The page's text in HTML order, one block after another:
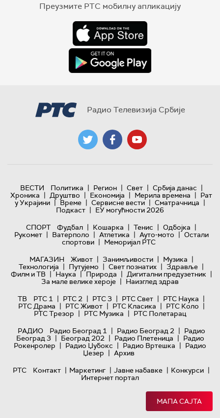
Преузмите РТС мобилну апликацију
Радио Телевизија Србије
ВЕСТИ Политика | Регион | Свет | Србија данас |
Хроника | Друштво | Економија | Мерила времена | Рат
у Украјини | Време | Сервисне вести | Сматрачница |
Подкаст | ЕУ могућности 2026
СПОРТ
Фудбал | Кошарка | Тенис | Одбојка |
Рукомет | Ватерполо | Атлетика | Ауто-мото | Остали
спортови | Меморијал РТС
МАГАЗИН
Живот | Занимљивости | Музика |
Технологијa | Путујемо | Свет познатих | Здравље |
Филм и ТВ | Наука | Природа | Дигитални предузетник |
За мале велике хероје | Наизглед здрав
ТВ
РТС 1 | РТС 2 | РТС 3 | РТС Свет | РТС Наука |
РТС Драма | РТС Живот | РТС Класика | РТС Коло |
РТС Трезор | РТС Музика | РТС Полетарац
РАДИО
Радио Београд 1 | Радио Београд 2 | Радио
Београд 3 | Београд 202 | Радио Плетеница | Радио
Рокенролер | Радио Џубокс | Радио Вртешка | Радио
Џезер | Архив
РТС
Контакт | Маркетинг | Јавне набавке | Конкурси |
Интернет портал
МАПА САЈТА